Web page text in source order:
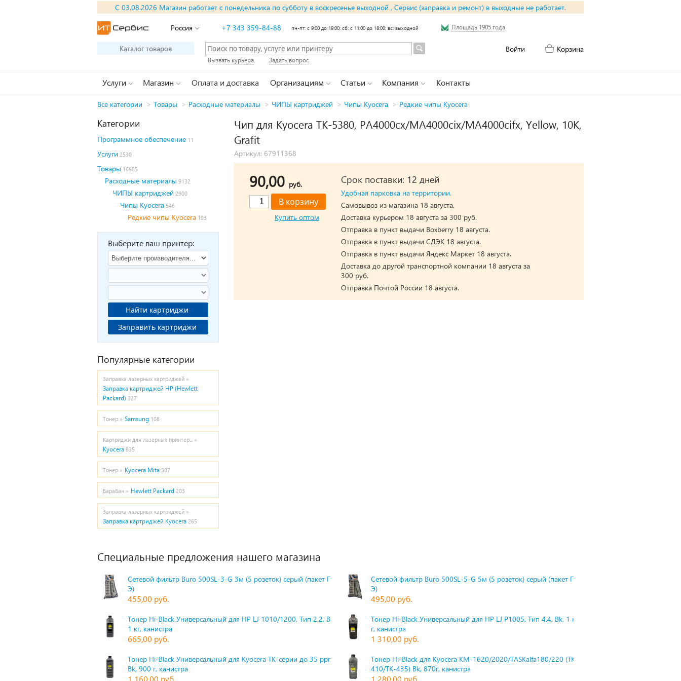
С 03.08.2026 Магазин работает с понедельника по субботу в воскресенье выходной , Сервис (заправка и ремонт) в выходные не работает.
Россия +7 343 359-84-88 пн-пт: с 9:00 до 19:00; сб: с 11:00 до 18:00; вс: выходной Площадь 1905 года
Каталог товаров Войти Корзина
Вызвать курьера Задать вопрос
Услуги Магазин Оплата и доставка Организациям Статьи Компания Контакты
Все категории > Товары > Расходные материалы > ЧИПЫ картриджей > Чипы Kyocera > Редкие чипы Kyocera
Категории
Программное обеспечение 11
Услуги 2530
Товары 16985
Расходные материалы 9132
ЧИПЫ картриджей 2900
Чипы Kyocera 546
Редкие чипы Kyocera 193
Выберите ваш принтер:
Найти картриджи
Заправить картриджи
Популярные категории
Заправка лазерных картриджей »
Заправка картриджей HP (Hewlett
Packard) 327
Тонер » Samsung 108
Картриджи для лазерных принтер... »
Kyocera 835
Тонер » Kyocera Mita 307
Барабан » Hewlett Packard 203
Заправка лазерных картриджей »
Заправка картриджей Kyocera 265
Чип для Kyocera TK-5380, PA4000cx/MA4000cix/MA4000cifx, Yellow, 10K,
Grafit
Артикул: 67911368
90,00 руб.
Купить оптом
Срок поставки: 12 дней
Удобная парковка на территории.
Самовывоз из магазина 18 августа.
Доставка курьером 18 августа за 300 руб.
Отправка в пункт выдачи Boxberry 18 августа.
Отправка в пункт выдачи СДЭК 18 августа.
Отправка в пункт выдачи Яндекс Маркет 18 августа.
Доставка до другой транспортной компании 18 августа за
300 руб.
Отправка Почтой России 18 августа.
Специальные предложения нашего магазина
Сетевой фильтр Buro 500SL-3-G 3м (5 розеток) серый (пакет П
Э)
455,00 руб.
Сетевой фильтр Buro 500SL-5-G 5м (5 розеток) серый (пакет П
Э)
495,00 руб.
Тонер Hi-Black Универсальный для HP LJ 1010/1200, Тип 2.2, Bk,
1 кг, канистра
665,00 руб.
Тонер Hi-Black Универсальный для HP LJ P1005, Тип 4.4, Bk, 1 к
г, канистра
1 310,00 руб.
Тонер Hi-Black Универсальный для Kyocera TK-серии до 35 ppm,
Bk, 900 г, канистра
1 160,00 руб.
Тонер Hi-Black для Kyocera KM-1620/2020/TASKalfa180/220 (TK-
410/TK-435) Bk, 870г, канистра
1 280,00 руб.